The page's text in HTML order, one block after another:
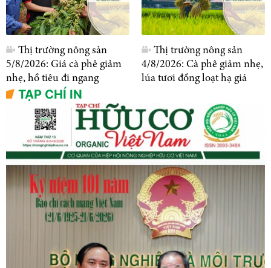
Thị trường nông sản
5/8/2026: Giá cà phê giảm
nhẹ, hồ tiêu đi ngang
Thị trường nông sản
4/8/2026: Cà phê giảm nhẹ,
lúa tươi đồng loạt hạ giá
TẠP CHÍ IN